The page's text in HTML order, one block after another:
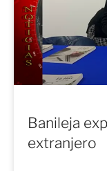
Banileja
extranjero